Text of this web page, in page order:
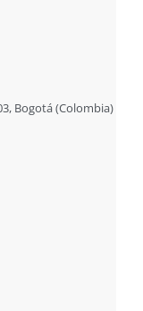
Bogotá (Colombia)